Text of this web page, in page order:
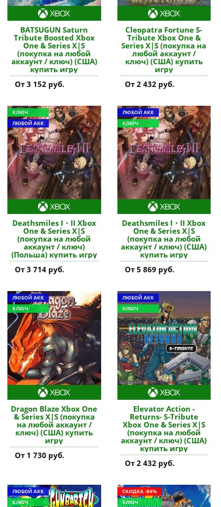
BATSUGUN Saturn
Tribute Boosted Xbox
One & Series X|S
(покупка на любой
аккаунт / ключ) (США)
купить игру
От 3 152 руб.
Cleopatra Fortune S-
Tribute Xbox One &
Series X|S (покупка на
любой аккаунт /
ключ) (США) купить
игру
От 2 432 руб.
КЛЮЧ
ЛЮБОЙ АКК
Deathsmiles I・II Xbox
One & Series X|S
(покупка на любой
аккаунт / ключ)
(Польша) купить игру
От 3 714 руб.
ЛЮБОЙ АКК
КЛЮЧ
Deathsmiles I・II Xbox
One & Series X|S
(покупка на любой
аккаунт / ключ) (США)
купить игру
От 5 869 руб.
ЛЮБОЙ АКК
КЛЮЧ
Dragon Blaze Xbox One
& Series X|S (покупка
на любой аккаунт /
ключ) (США) купить
игру
От 1 730 руб.
ЛЮБОЙ АКК
КЛЮЧ
Elevator Action -
Returns- S-Tribute
Xbox One & Series X|S
(покупка на любой
аккаунт / ключ) (США)
купить игру
От 2 432 руб.
ЛЮБОЙ АКК
КЛЮЧ
СКИДКА -84%
КЛЮЧ